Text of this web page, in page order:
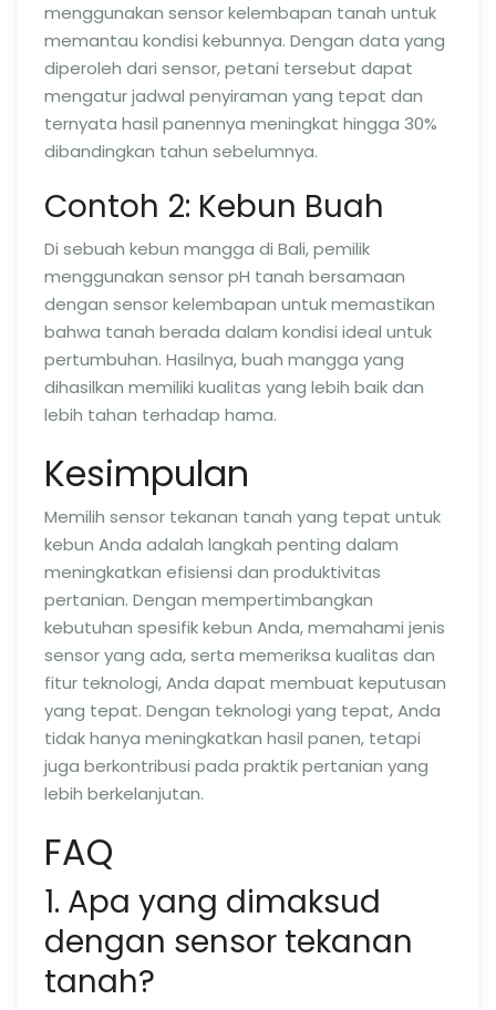
menggunakan sensor kelembapan tanah untuk
memantau kondisi kebunnya. Dengan data yang
diperoleh dari sensor, petani tersebut dapat
mengatur jadwal penyiraman yang tepat dan
ternyata hasil panennya meningkat hingga 30%
dibandingkan tahun sebelumnya.
Contoh 2: Kebun Buah
Di sebuah kebun mangga di Bali, pemilik
menggunakan sensor pH tanah bersamaan
dengan sensor kelembapan untuk memastikan
bahwa tanah berada dalam kondisi ideal untuk
pertumbuhan. Hasilnya, buah mangga yang
dihasilkan memiliki kualitas yang lebih baik dan
lebih tahan terhadap hama.
Kesimpulan
Memilih sensor tekanan tanah yang tepat untuk
kebun Anda adalah langkah penting dalam
meningkatkan efisiensi dan produktivitas
pertanian. Dengan mempertimbangkan
kebutuhan spesifik kebun Anda, memahami jenis
sensor yang ada, serta memeriksa kualitas dan
fitur teknologi, Anda dapat membuat keputusan
yang tepat. Dengan teknologi yang tepat, Anda
tidak hanya meningkatkan hasil panen, tetapi
juga berkontribusi pada praktik pertanian yang
lebih berkelanjutan.
FAQ
1. Apa yang dimaksud
dengan sensor tekanan
tanah?